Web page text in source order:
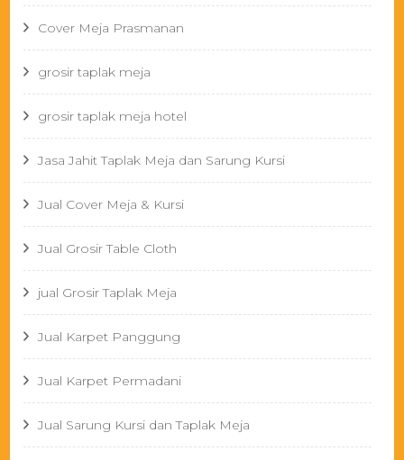
Cover Meja Prasmanan
grosir taplak meja
grosir taplak meja hotel
Jasa Jahit Taplak Meja dan Sarung Kursi
Jual Cover Meja & Kursi
Jual Grosir Table Cloth
jual Grosir Taplak Meja
Jual Karpet Panggung
Jual Karpet Permadani
Jual Sarung Kursi dan Taplak Meja